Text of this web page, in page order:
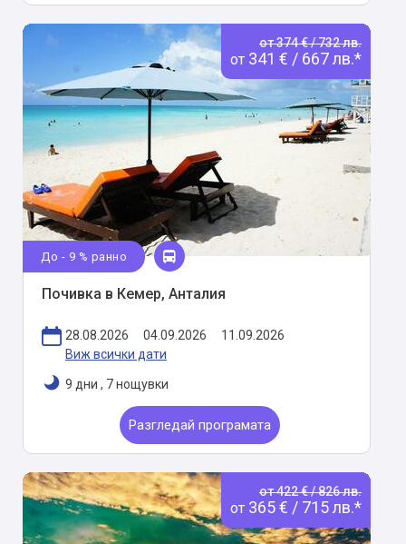
от 374 € / 732 лв.
от 341 € / 667 лв.*
До - 9 % ранно
Почивка в Кемер, Анталия
28.08.2026 04.09.2026
11.09.2026
Виж всички дати
9 дни , 7 нощувки
Разгледай програмата
от 422 € / 826 лв.
от 365 € / 715 лв.*